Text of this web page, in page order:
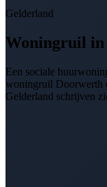
Gelderland
Woningruil in
Een sociale
woningruil Doorwerth
Gelderland schrijven